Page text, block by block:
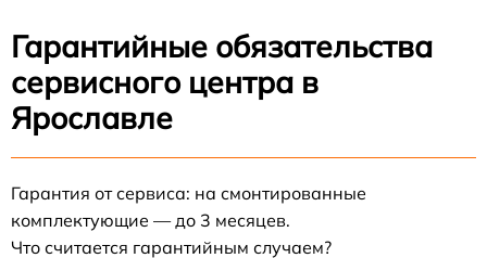
Гарантийные обязательства
сервисного центра в
Ярославле
Гарантия от сервиса: на смонтированные
комплектующие — до 3 месяцев.
Что считается гарантийным случаем?